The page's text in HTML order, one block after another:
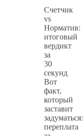
Счетчик
vs
Норматив:
итоговый
вердикт
за
30
секунд
Вот
факт,
который
заставит
задуматься:
переплата